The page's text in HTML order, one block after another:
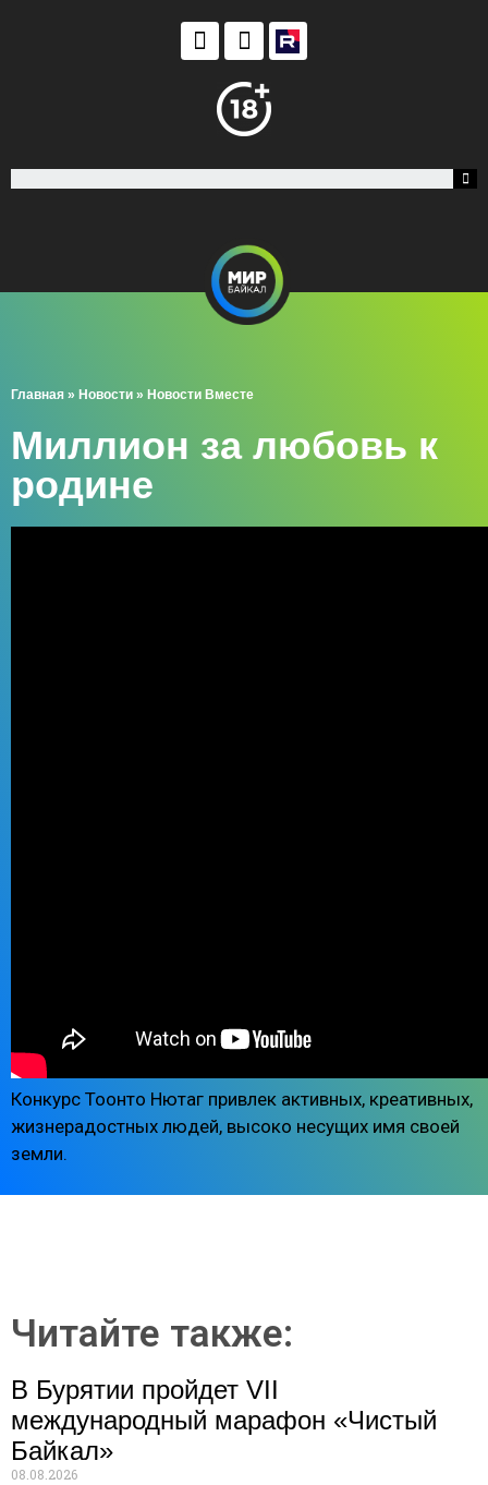
Главная » Новости » Новости Вместе
Миллион за любовь к
родине
Конкурс Тоонто Нютаг привлек активных, креативных,
жизнерадостных людей, высоко несущих имя своей
земли.
Читайте также:
В Бурятии пройдет VII
международный марафон «Чистый
Байкал»
08.08.2026